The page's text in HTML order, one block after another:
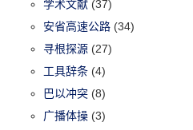
学术文献 (37)
安省高速公路 (34)
寻根探源 (27)
工具辞条 (4)
巴以冲突 (8)
广播体操 (3)